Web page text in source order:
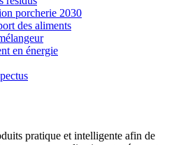
porcherie 2030
des aliments
en énergie
pratique et intelligente afin de